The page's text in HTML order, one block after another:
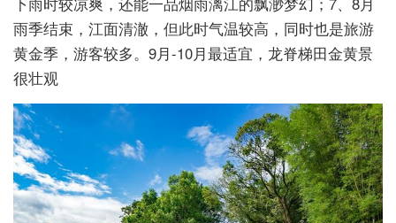
雨季结束，江面清澈，但此时气温较高，同时也是旅游
黄金季，游客较多。9月-10月最适宜，龙脊梯田金黄景
很壮观